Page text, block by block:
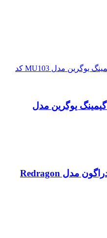
یوگرین مدل
کیبورد مخصوص بازی ردراگون مدل Redragon